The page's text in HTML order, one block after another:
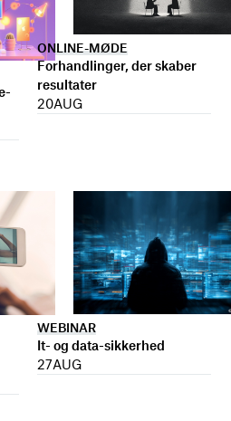
ONLINE-MØDE
Forhandlinger, der skaber
resultater
20AUG
WEBINAR
It- og data-sikkerhed
27AUG